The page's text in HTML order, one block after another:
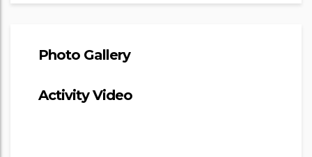
Photo Gallery
Activity Video